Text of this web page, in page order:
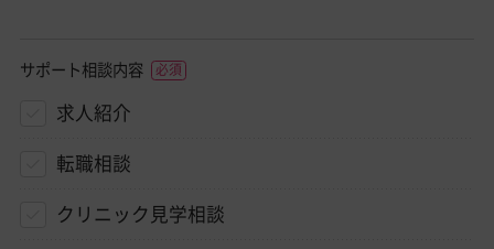
サポート相談内容
求人紹介
転職相談
クリニック見学相談